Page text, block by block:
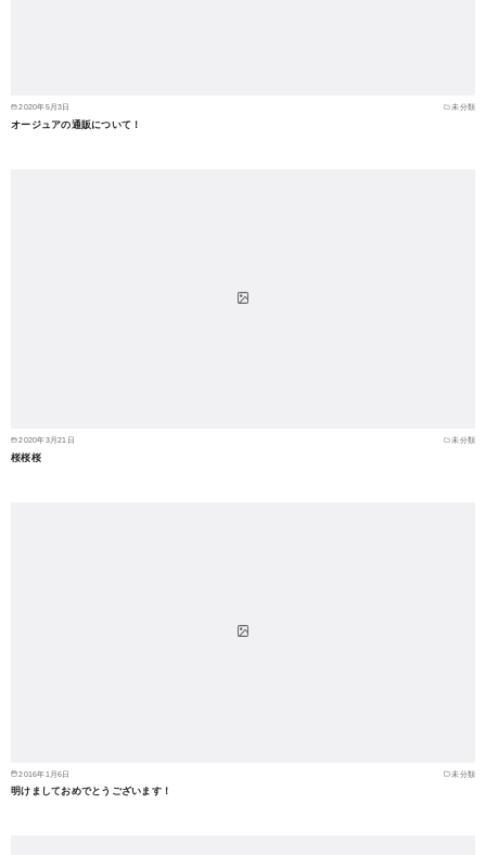
2020年5月3日 未分類
オージュアの通販について！
2020年3月21日 未分類
桜桜桜
2016年1月6日 未分類
明けましておめでとうございます！